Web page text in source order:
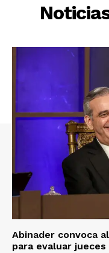
Abinader convoca
para evaluar